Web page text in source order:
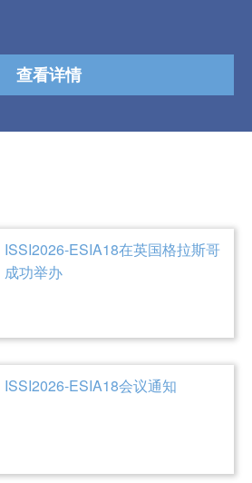
查看详情
ISSI2026-ESIA18在英国格拉斯哥
成功举办
ISSI2026-ESIA18会议通知